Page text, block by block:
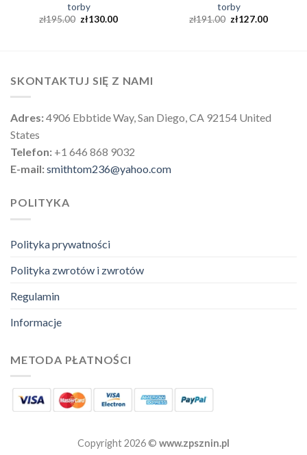
torby
zł195.00 zł130.00
torby
zł191.00 zł127.00
SKONTAKTUJ SIĘ Z NAMI
Adres:4906 Ebbtide Way, San Diego, CA 92154 United
States
Telefon: +1 646 868 9032
E-mail:smithtom236@yahoo.com
POLITYKA
Polityka prywatności
Polityka zwrotów i zwrotów
Regulamin
Informacje
METODA PŁATNOŚCI
Copyright 2026 © www.zpsznin.pl